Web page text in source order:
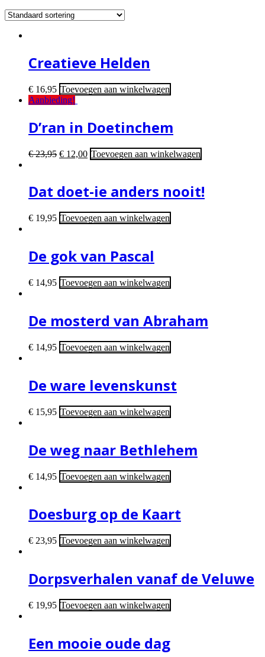
Creatieve Helden
€ 16,95 Toevoegen aan winkelwagen
Aanbieding!
D’ran in Doetinchem
€23,95 € 12,00 Toevoegen aan winkelwagen
Dat doet-ie anders nooit!
€ 19,95 Toevoegen aan winkelwagen
De gok van Pascal
€ 14,95 Toevoegen aan winkelwagen
De mosterd van Abraham
€ 14,95 Toevoegen aan winkelwagen
De ware levenskunst
€ 15,95 Toevoegen aan winkelwagen
De weg naar Bethlehem
€ 14,95 Toevoegen aan winkelwagen
Doesburg op de Kaart
€ 23,95 Toevoegen aan winkelwagen
Dorpsverhalen vanaf de Veluwe
€ 19,95 Toevoegen aan winkelwagen
Een mooie oude dag